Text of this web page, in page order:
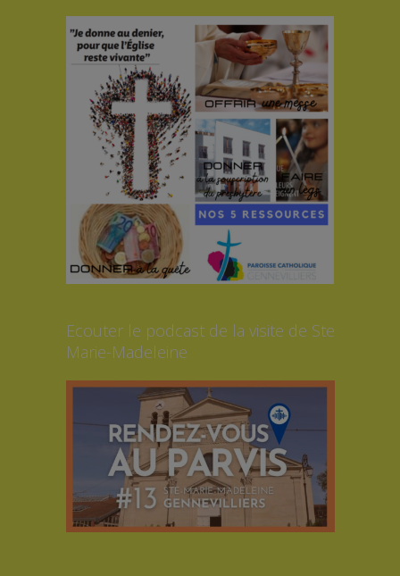
Ecouter le podcast de la visite de Ste
Marie-Madeleine